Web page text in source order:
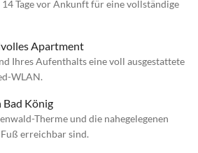
14 Tage vor Ankunft für eine vollständige
Apartment
Ihres Aufenthalts eine voll ausgestattete
WLAN.
Bad König
Therme und die nahegelegenen
erreichbar sind.